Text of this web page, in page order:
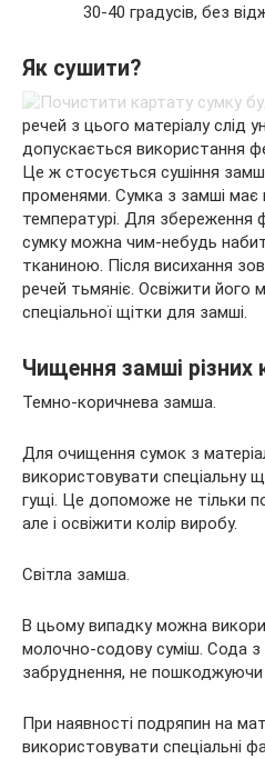
30-40 градусів, без
Як сушити?
речей з цього матеріалу слід
допускається використання
Це ж стосується сушіння
променями. Сумка з замші має
температурі. Для збереження
сумку можна чим-небудь
тканиною. Після висихання
речей тьмяніє. Освіжити
спеціальної щітки для замші.
Чищення замші різних
Темно-коричнева замша.
Для очищення сумок з
використовувати спеціальну
гущі. Це допоможе не тільки
але і освіжити колір виробу.
Світла замша.
В цьому випадку можна
молочно-содову суміш. Сода з
забруднення, не пошкоджуючи
При наявності подряпин на
використовувати спеціальні